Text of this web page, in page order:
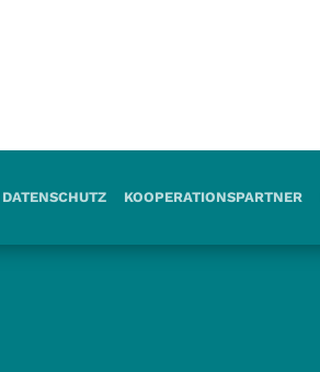
DATENSCHUTZ KOOPERATIONSPARTNER